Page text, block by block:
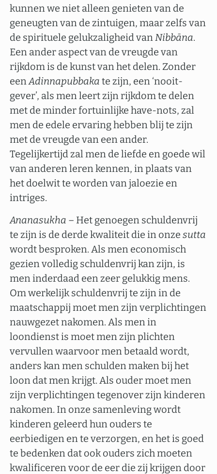
kunnen we niet alleen genieten van de
geneugten van de zintuigen, maar zelfs van
de spirituele gelukzaligheid vanNibbāna.
Een ander aspect van de vreugde van
rijkdom is de kunst van het delen. Zonder
eenAdinnapubbaka te zijn, een ‘nooit-
gever’, als men leert zijn rijkdom te delen
met de minder fortuinlijke have-nots, zal
men de edele ervaring hebben blij te zijn
met de vreugde van een ander.
Tegelijkertijd zal men de liefde en goede wil
van anderen leren kennen, in plaats van
het doelwit te worden van jaloezie en
intriges.
Ananasukha – Het genoegen schuldenvrij
te zijn is de derde kwaliteit die in onze sutta
wordt besproken. Als men economisch
gezien volledig schuldenvrij kan zijn, is
men inderdaad een zeer gelukkig mens.
Om werkelijk schuldenvrij te zijn in de
maatschappij moet men zijn verplichtingen
nauwgezet nakomen. Als men in
loondienst is moet men zijn plichten
vervullen waarvoor men betaald wordt,
anders kan men schulden maken bij het
loon dat men krijgt. Als ouder moet men
zijn verplichtingen tegenover zijn kinderen
nakomen. In onze samenleving wordt
kinderen geleerd hun ouders te
eerbiedigen en te verzorgen, en het is goed
te bedenken dat ook ouders zich moeten
kwalificeren voor de eer die zij krijgen door